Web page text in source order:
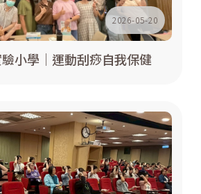
2026-05-20
小學｜運動刮痧自我保健